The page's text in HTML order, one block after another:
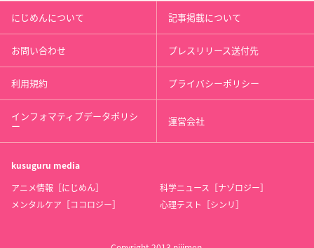
にじめんについて 記事掲載について
お問い合わせ プレスリリース送付先
利用規約 プライバシーポリシー
インフォマティブデータポリシ
ー 運営会社
kusuguru media
アニメ情報［にじめん］
科学ニュース［ナゾロジー］
メンタルケア［ココロジー］
心理テスト［シンリ］